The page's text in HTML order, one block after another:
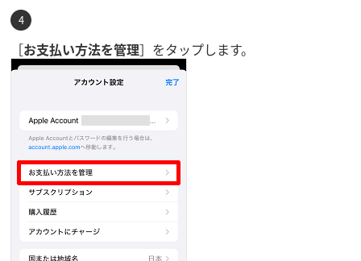
［お支払い方法を管理］をタップします。